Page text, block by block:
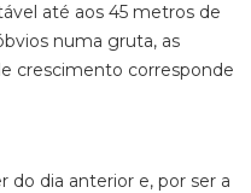
até aos 45 metros de
numa gruta, as
crescimento corresponde
do dia anterior e, por ser a